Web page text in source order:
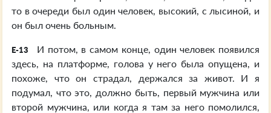
то в очереди был один человек, высокий, с лысиной, и
он был очень больным.
E-13
И потом, в самом конце, один человек появился
здесь, на платформе, голова у него была опущена, и
похоже, что он страдал, держался за живот. И я
подумал, что это, должно быть, первый мужчина или
второй мужчина, или когда я там за него помолился,